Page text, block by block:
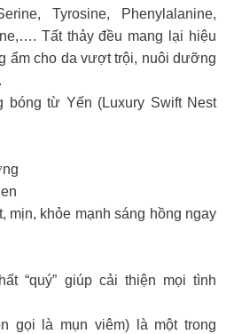
Tyrosine, Phenylalanine,
Tất thảy đều mang lại hiệu
ẩm cho da vượt trội, nuôi dưỡng
bóng từ Yến (Luxury Swift Nest
mịn, khỏe mạnh sáng hồng ngay
“quý” giúp cải thiện mọi tình
gọi là mụn viêm) là một trong